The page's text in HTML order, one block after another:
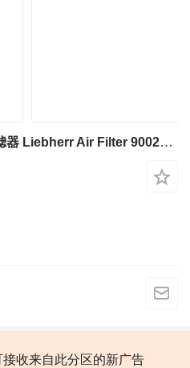
挖掘机 Liebherr 的 液压过滤器 Liebherr Air Filter 9002531
收来自此分区的新广告